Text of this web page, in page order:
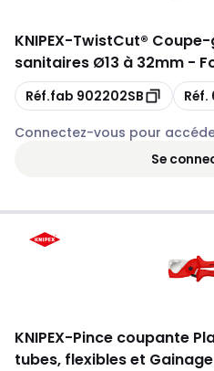
KNIPEX-TwistCut®
sanitaires Ø13 à 32mm -
Copie
Réf.fab 902202SB Copie
Réf.
Connectez-vous pour
Se
KNIPEX-Pince coupante
tubes, flexibles et